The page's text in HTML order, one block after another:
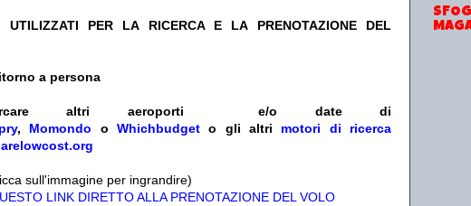
PER LA RICERCA E LA PRENOTAZIONE DEL
a persona
altri aeroporti e/o date di
, Momondo oWhichbudget o gli altri motori di ricerca
sull'immagine per ingrandire)
LINK DIRETTO ALLA PRENOTAZIONE DEL VOLO